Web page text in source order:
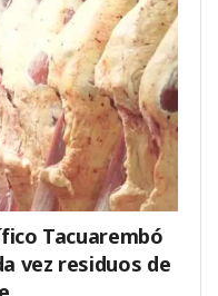
Tacuarembó
vez residuos de